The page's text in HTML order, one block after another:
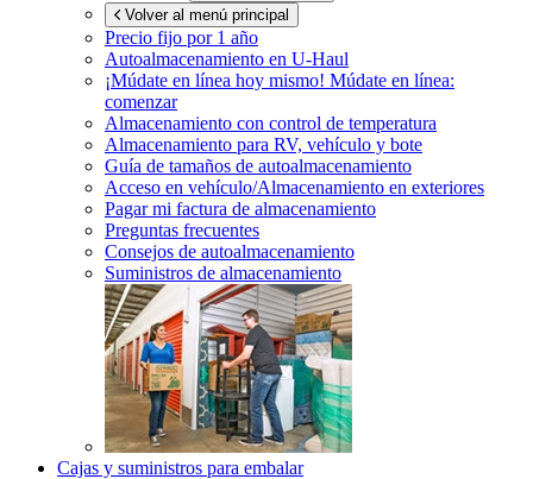
Volver al menú principal
Precio fijo por 1 año
Autoalmacenamiento en U-Haul
¡Múdate en línea hoy mismo! Múdate en línea:
comenzar
Almacenamiento con control de temperatura
Almacenamiento para RV, vehículo y bote
Guía de tamaños de autoalmacenamiento
Acceso en vehículo/Almacenamiento en exteriores
Pagar mi factura de almacenamiento
Preguntas frecuentes
Consejos de autoalmacenamiento
Suministros de almacenamiento
Cajas y suministros para embalar